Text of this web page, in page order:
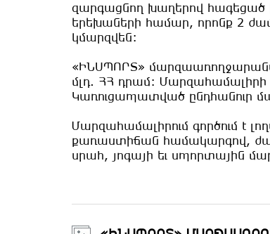
զարգացնող խաղերով
երեխաների համար, որոնք 2
կմարզվեն:
«ԻՆՍՊՈՐՏ»
մլդ. ՀՀ դրամ: Մարզահամալիրի
Կառուցապատված ընդհանուր
Մարզահամալիրում գործում է
քառաստիճան համակարգով,
սրահ, յոգայի եւ սպորտային